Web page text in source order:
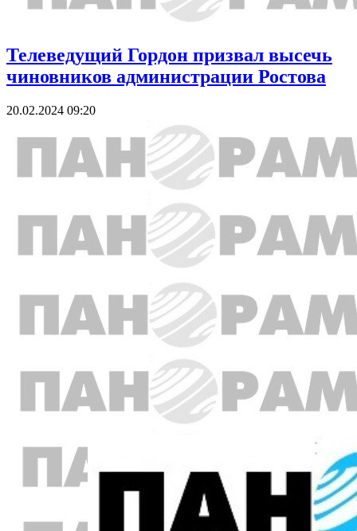
Телеведущий Гордон призвал высечь
чиновников администрации Ростова
20.02.2024 09:20